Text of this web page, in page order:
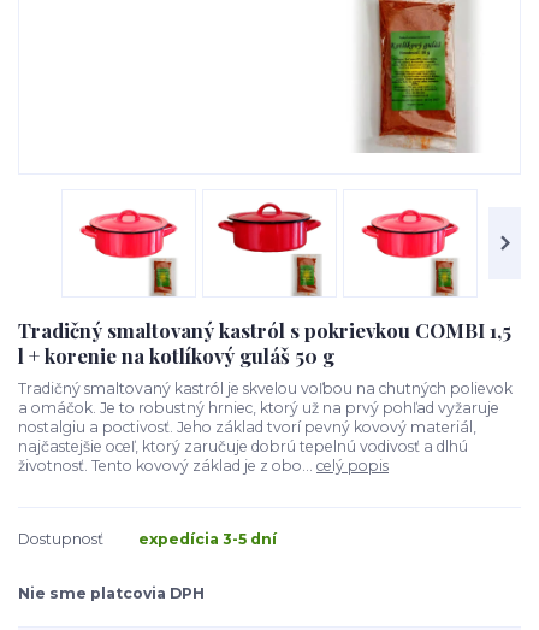
Tradičný smaltovaný kastról s pokrievkou COMBI 1,5
l + korenie na kotlíkový guláš 50 g
Tradičný smaltovaný kastról je skvelou voľbou na chutných polievok
a omáčok. Je to robustný hrniec, ktorý už na prvý pohľad vyžaruje
nostalgiu a poctivosť. Jeho základ tvorí pevný kovový materiál,
najčastejšie oceľ, ktorý zaručuje dobrú tepelnú vodivosť a dlhú
životnosť. Tento kovový základ je z obo... celý popis
Dostupnosť expedícia 3-5 dní
Nie sme platcovia DPH